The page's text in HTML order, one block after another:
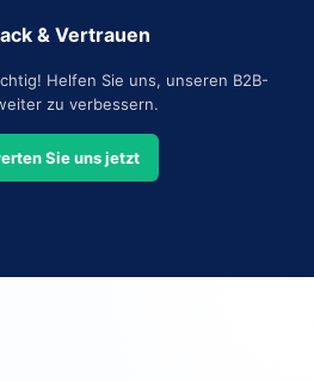
& Vertrauen
Helfen Sie uns, unseren B2B-
zu verbessern.
Sie uns jetzt